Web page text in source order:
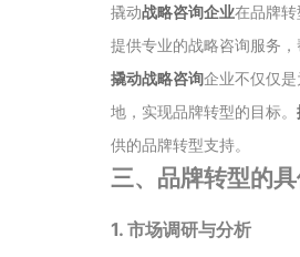
撬动战略咨询企业在品牌
提供专业的战略咨询服务
撬动战略咨询企业不仅仅
地，实现品牌转型的目标。
供的品牌转型支持。
三、品牌转型的
1. 市场调研与分析